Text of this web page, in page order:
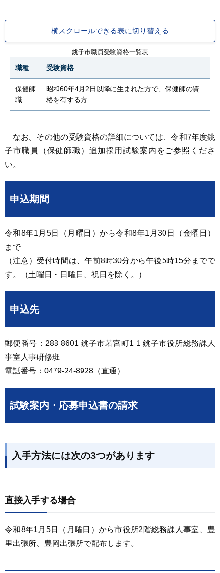
横スクロールできる表に切り替える
銚子市職員受験資格一覧表
職種 受験資格
保健師
職
昭和60年4月2日以降に生まれた方で、保健師の資
格を有する方
なお、その他の受験資格の詳細については、令和7年度銚
子市職員（保健師職）追加採用試験案内をご参照くださ
い。
申込期間
令和8年1月5日（月曜日）から令和8年1月30日（金曜日）
まで
（注意）受付時間は、午前8時30分から午後5時15分までで
す。（土曜日・日曜日、祝日を除く。）
申込先
郵便番号：288-8601 銚子市若宮町1-1 銚子市役所総務課人
事室人事研修班
電話番号：0479-24-8928（直通）
試験案内・応募申込書の請求
入手方法には次の3つがあります
直接入手する場合
令和8年1月5日（月曜日）から市役所2階総務課人事室、豊
里出張所、豊岡出張所で配布します。